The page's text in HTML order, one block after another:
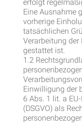
erfolgt
Eine Ausnahme
vorherige
tatsächlichen
Verarbeitung
gestattet ist.
1.2
Einwilligung der
6 Abs. 1 lit. a
(DSGVO) als